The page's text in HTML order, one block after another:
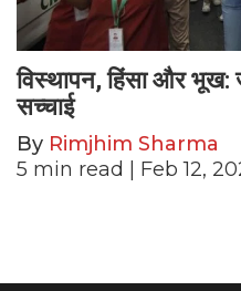
विस्थापन, हिंसा और
सच्चाई
By Rimjhim Sharma
5 min read | Feb 12,